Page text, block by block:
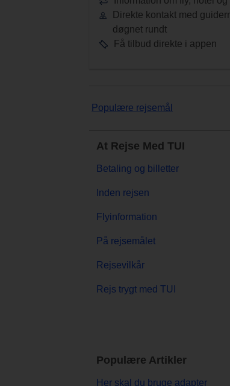
Direkte kontakt med
døgnet rundt
Få tilbud direkte i appen
Populære rejsemål
At Rejse Med TUI
Betaling og billetter
Inden rejsen
Flyinformation
På rejsemålet
Rejsevilkår
Rejs trygt med TUI
Populære Artikler
Her skal du bruge adapter